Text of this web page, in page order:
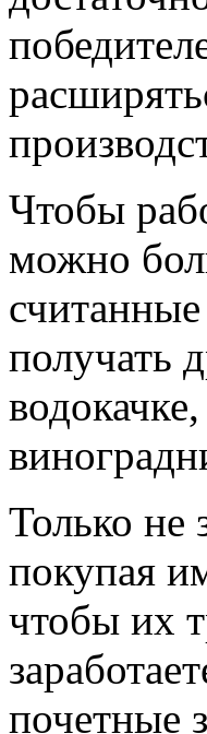
Чтобы
можно
получать
Только не
покупая
чтобы их
почетные